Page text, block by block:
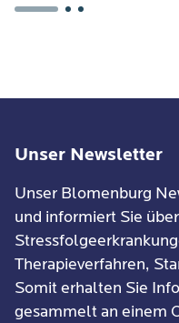
Unser Newsletter
Unser Blomenburg
und informiert Sie
Therapieverfahren,
Somit erhalten Sie
gesammelt an einem